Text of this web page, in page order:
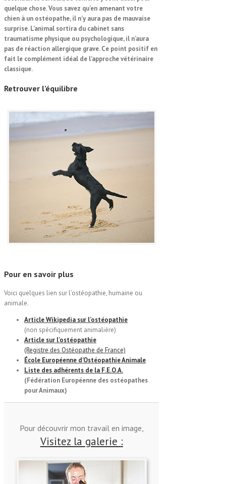
quelque chose. Vous savez qu’en amenant votre
chien à un ostéopathe, il n’y aura pas de mauvaise
surprise. L’animal sortira du cabinet sans
traumatisme physique ou psychologique, il n’aura
pas de réaction allergique grave. Ce point positif en
fait le complément idéal de l’approche vétérinaire
classique.
Retrouver l’équilibre
Pour en savoir plus
Voici quelques lien sur l’ostéopathie, humaine ou
animale.
Article Wikipedia sur l’ostéopathie
(non spécifiquement animalière)
Article sur l’ostéopathie
(Registre des Ostéopathe de France)
École Européenne d’Ostéopathie Animale
Liste des adhérents de la F.E.O.A.
(Fédération Européenne des ostéopathes
pour Animaux)
Pour découvrir mon travail en image,
Visitez la galerie :